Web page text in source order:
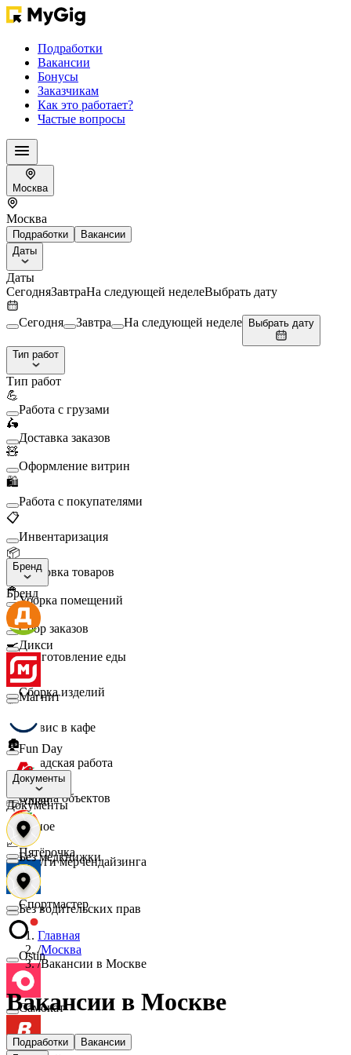
Подработки
Вакансии
Бонусы
Заказчикам
Как это работает?
Частые вопросы
Москва
Москва
Подработки
Вакансии
Даты
Даты
СегодняЗавтраНа следующей неделеВыбрать дату
Сегодня Завтра На следующей неделе Выбрать дату
Тип работ
Тип работ
💪
Работа с грузами
🛵
Доставка заказов
🧸
Оформление витрин
🛍️
Работа с покупателями
📋
Инвентаризация
📦
Упаковка товаров
🧹
Уборка помещений
🛒
Сбор заказов
🍳
Приготовление еды
🛠️
Сборка изделий
☕
Сервис в кафе
🏚️
Складская работа
🛡️
Охрана объектов
🔎
Разное
📈
Услуги мерчендайзинга
Бренд
Бренд
Дикси
Магнит
Fun Day
Ашан
Пятёрочка
Спортмастер
Ostin
Самокат
Документы
Документы
Без медкнижки
Без водительских прав
Главная
/Москва
/Вакансии в Москве
Вакансии в Москве
Подработки
Вакансии